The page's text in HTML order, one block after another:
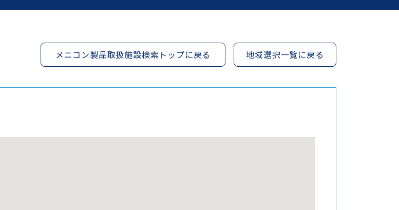
メニコン製品取扱施設検索トップに戻る 地域選択一覧に戻る